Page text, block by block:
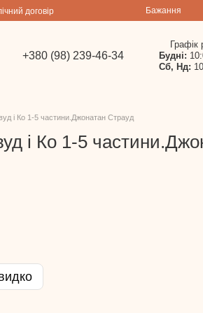
договір Бажання
+380 (98) 239-46-34
Графік
Будні:
Сб, Нд:
і Ко 1-5 частини.Джонатан Страуд
і Ко 1-5